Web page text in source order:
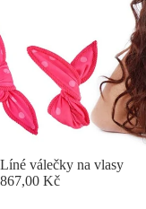
Líné válečky na vlasy
867,00 Kč